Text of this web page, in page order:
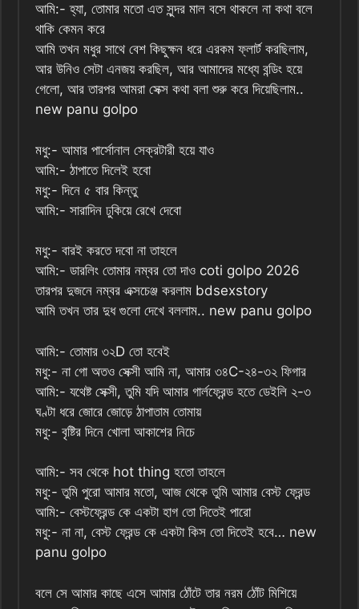
আমি:- হ্যা, তোমার মতো এত সুন্দর মাল বসে থাকলে না কথা বলে
থাকি কেমন করে
আমি তখন মধুর সাথে বেশ কিছুক্ষন ধরে এরকম ফ্লার্ট করছিলাম,
আর উনিও সেটা এনজয় করছিল, আর আমাদের মধ্যে বন্ডিং হয়ে
গেলো, আর তারপর আমরা সেক্স কথা বলা শুরু করে দিয়েছিলাম..
new panu golpo
মধু:- আমার পার্সোনাল সেক্রটারী হয়ে যাও
আমি:- ঠাপাতে দিলেই হবো
মধু:- দিনে ৫ বার কিন্তু
আমি:- সারাদিন ঢুকিয়ে রেখে দেবো
মধু:- বারই করতে দবো না তাহলে
আমি:- ডারলিং তোমার নম্বর তো দাও coti golpo 2026
তারপর দুজনে নম্বর এক্সচেঞ্জ করলাম bdsexstory
আমি তখন তার দুধ গুলো দেখে বললাম.. new panu golpo
আমি:- তোমার ৩২D তো হবেই
মধু:- না গো অতও সেক্সী আমি না, আমার ৩৪C-২৪-৩২ ফিগার
আমি:- যথেষ্ট সেক্সী, তুমি যদি আমার গার্লফ্রেন্ড হতে ডেইলি ২-৩
ঘণ্টা ধরে জোরে জোড়ে ঠাপাতাম তোমায়
মধু:- বৃষ্টির দিনে খোলা আকাশের নিচে
আমি:- সব থেকে hot thing হতো তাহলে
মধু:- তুমি পুরো আমার মতো, আজ থেকে তুমি আমার বেস্ট ফ্রেন্ড
আমি:- বেস্টফ্রেন্ড কে একটা হাগ তো দিতেই পারো
মধু:- না না, বেস্ট ফ্রেন্ড কে একটা কিস তো দিতেই হবে… new
panu golpo
বলে সে আমার কাছে এসে আমার ঠোঁটে তার নরম ঠোঁট মিশিয়ে